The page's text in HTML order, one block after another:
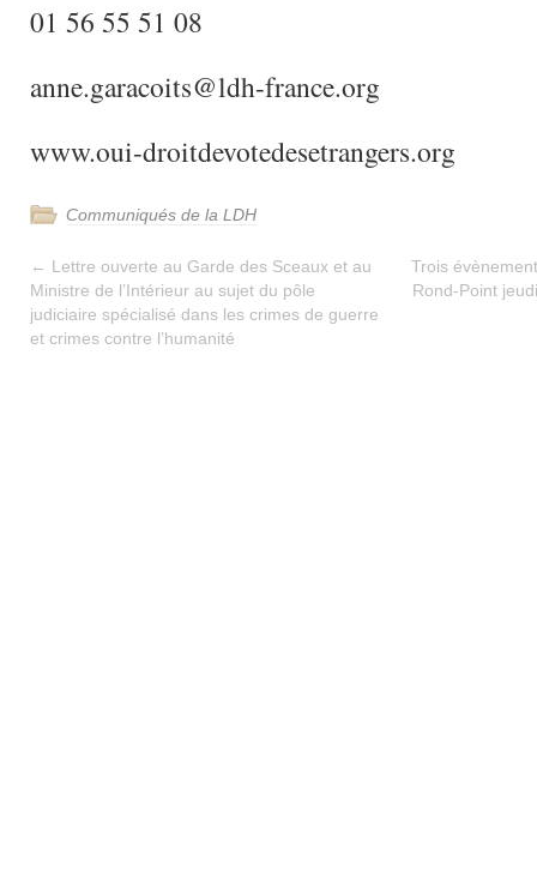
01 56 55 51 08
anne.garacoits@ldh-france.org
www.oui-droitdevotedesetrangers.org
Communiqués de la LDH
← Lettre ouverte au Garde des Sceaux et au
Ministre de l’Intérieur au sujet du pôle
judiciaire spécialisé dans les crimes de guerre
et crimes contre l’humanité
Trois
Rond-Point